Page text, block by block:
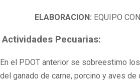
ELABORACION: EQUIPO
Actividades Pecuarias:
En el PDOT anterior se sobreestimo
del ganado de carne, porcino y aves de